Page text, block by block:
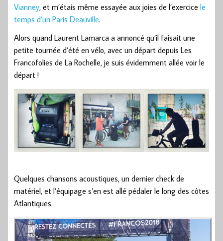
Vianney, et m’étais même essayée aux joies de l’exercice le
temps d’un Paris Deauville.
Alors quand Laurent Lamarca a annoncé qu’il faisait une
petite tournée d’été en vélo, avec un départ depuis Les
Francofolies de La Rochelle, je suis évidemment allée voir le
départ !
Quelques chansons acoustiques, un dernier check de
matériel, et l’équipage s’en est allé pédaler le long des côtes
Atlantiques.